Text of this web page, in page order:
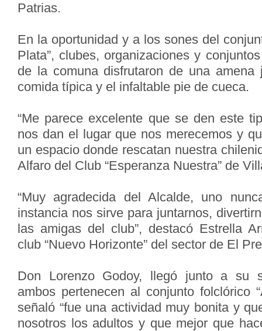
Patrias.
En la oportunidad y a los sones del
Plata”, clubes, organizaciones y
de la comuna disfrutaron de una amena
comida típica y el infaltable pie de cueca.
“Me parece excelente que se den este
nos dan el lugar que nos merecemos y
un espacio donde rescatan nuestra
Alfaro del Club “Esperanza Nuestra” de
“Muy agradecida del Alcalde, uno
instancia nos sirve para juntarnos,
las amigas del club”, destacó Estrella
club “Nuevo Horizonte” del sector de El
Don Lorenzo Godoy, llegó junto a su
ambos pertenecen al conjunto folclórico
señaló “fue una actividad muy bonita y
nosotros los adultos y que mejor que